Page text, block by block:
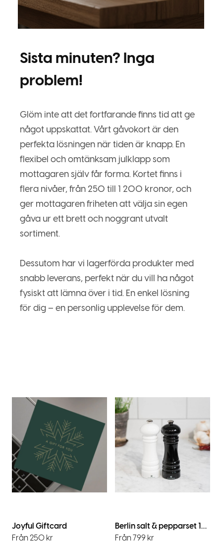
Sista minuten? Inga
problem!
Glöm inte att det fortfarande finns tid att ge
något uppskattat. Vårt gåvokort är den
perfekta lösningen när tiden är knapp. En
flexibel och omtänksam julklapp som
mottagaren själv får forma. Kortet finns i
flera nivåer, från 250 till 1 200 kronor, och
ger mottagaren friheten att välja sin egen
gåva ur ett brett och noggrant utvalt
sortiment.
Dessutom har vi lagerförda produkter med
snabb leverans, perfekt när du vill ha något
fysiskt att lämna över i tid. En enkel lösning
för dig – en personlig upplevelse för dem.
Joyful Giftcard
Från 250 kr
Berlin salt & pepparset 18cm
Från 799 kr